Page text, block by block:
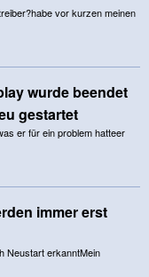
vor kurzen meinen
wurde beendet
gestartet
er für ein problem hatteer
immer erst
Neustart erkanntMein